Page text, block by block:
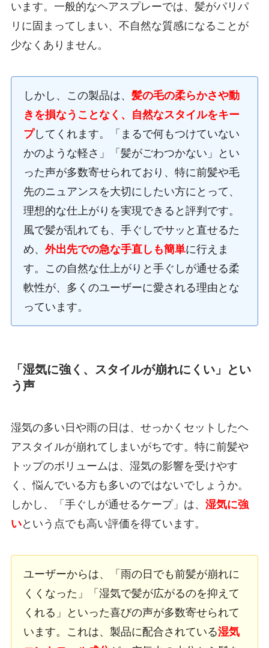
います。一般的なヘアスプレーでは、髪がパリパ
リに固まってしまい、不自然な質感になることが
少なくありません。
しかし、この製品は、 髪の毛の柔らかさや動
きを損なうことなく、自然なスタイルをキー
プしてくれます。「まるで何もつけていない
かのような軽さ」「髪がごわつかない」とい
った声が多数寄せられており、特に前髪や毛
先のニュアンスを大切にしたい方にとって、
理想的な仕上がりを実現できると評判です。
風で髪が乱れても、手ぐしでサッと直せるた
め、 外出先での急な手直しも簡単に行えま
す。この自然な仕上がりと手ぐしが通せる柔
軟性が、多くのユーザーに愛される理由とな
っています。
「湿気に強く、スタイルが崩れにくい」とい
う声
湿気の多い日や雨の日は、せっかくセットしたヘ
アスタイルが崩れてしまいがちです。特に前髪や
トップのボリュームは、湿気の影響を受けやす
く、悩んでいる方も多いのではないでしょうか。
しかし、「手ぐしが通せるケープ」は、 湿気に強
いという点でも高い評価を得ています。
ユーザーからは、「雨の日でも前髪が崩れに
くくなった」「湿気で髪が広がるのを抑えて
くれる」といった喜びの声が多数寄せられて
います。これは、製品に配合されている湿気